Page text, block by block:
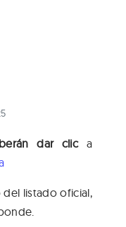
dar clica
listado oficial,